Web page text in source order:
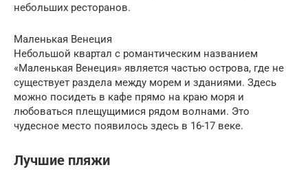
небольших ресторанов.
Маленькая Венеция
Небольшой квартал с романтическим названием
«Маленькая Венеция» является частью острова, где не
существует раздела между морем и зданиями. Здесь
можно посидеть в кафе прямо на краю моря и
любоваться плещущимися рядом волнами. Это
чудесное место появилось здесь в 16-17 веке.
Лучшие пляжи